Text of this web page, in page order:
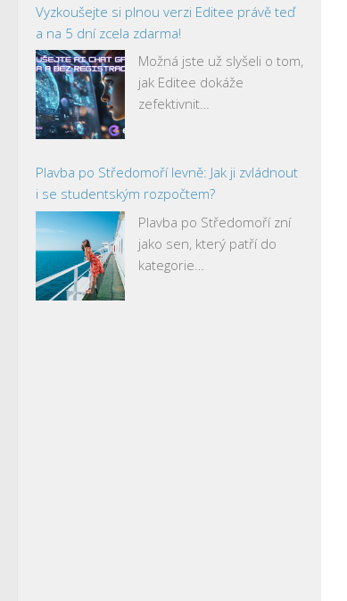
Vyzkoušejte si plnou verzi Editee právě teď
a na 5 dní zcela zdarma!
Možná jste už slyšeli o tom,
jak Editee dokáže
zefektivnit…
Plavba po Středomoří levně: Jak ji zvládnout
i se studentským rozpočtem?
Plavba po Středomoří zní
jako sen, který patří do
kategorie…